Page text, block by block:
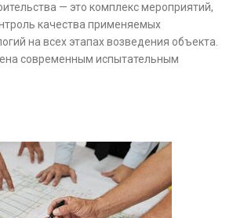
— это комплекс мероприятий,
качества применяемых
на всех этапах возведения объекта.
современным испытательным
области аккредитации.